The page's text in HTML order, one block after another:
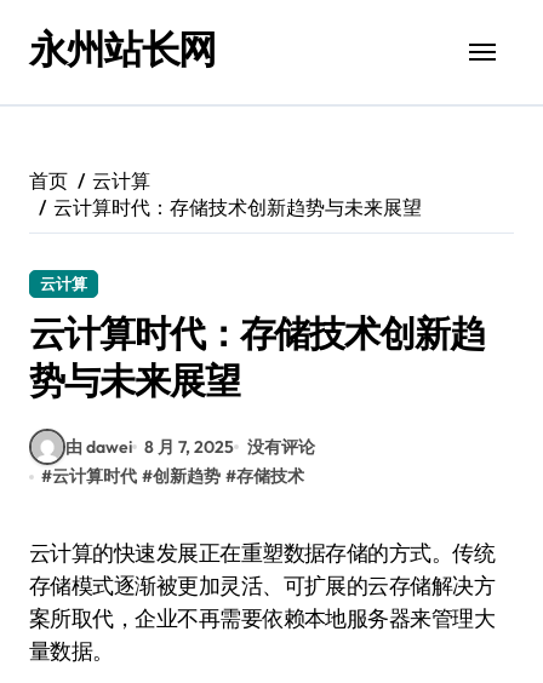
永州站长网
首页
云计算
云计算时代：存储技术创新趋势与未来展望
云计算
云计算时代：存储技术创新趋
势与未来展望
由 dawei 8 月 7, 2025 没有评论
#云计算时代 #创新趋势 #存储技术
云计算的快速发展正在重塑数据存储的方式。传统
存储模式逐渐被更加灵活、可扩展的云存储解决方
案所取代，企业不再需要依赖本地服务器来管理大
量数据。